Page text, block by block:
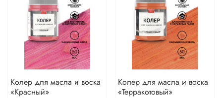
Колер для масла и воска
«Красный»
Колер для масла и воска
«Терракотовый»